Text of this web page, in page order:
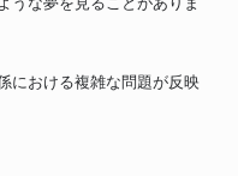
における複雑な問題が反映